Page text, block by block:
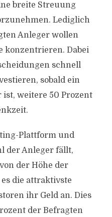
breite Streuung
Lediglich
Anleger wollen
konzentrieren. Dabei
schnell
sobald ein
weitere 50 Prozent
Plattform und
der Anleger fällt,
der Höhe der
die attraktivste
ihr Geld an. Dies
der Befragten